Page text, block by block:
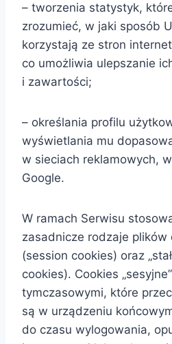
– tworzenia statystyk,
zrozumieć, w jaki sposób
korzystają ze stron
co umożliwia ulepszanie
i zawartości;
– określania profilu
wyświetlania mu
w sieciach reklamowych,
Google.
W ramach Serwisu
zasadnicze rodzaje plików
(session cookies) oraz
cookies). Cookies
tymczasowymi, które
są w urządzeniu
do czasu wylogowania,